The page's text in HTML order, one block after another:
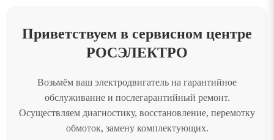
Приветствуем в сервисном центре
РОСЭЛЕКТРО
Возьмём ваш электродвигатель на гарантийное
обслуживание и послегарантийный ремонт.
Осуществляем диагностику, восстановление, перемотку
обмоток, замену комплектующих.